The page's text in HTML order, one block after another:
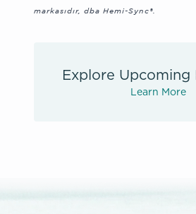
markasıdır, dba Hemi-Sync®.
Explore Upcoming
Learn More